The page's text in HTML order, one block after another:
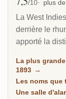
/10 plus
La West
derrière le
apporté la
Barbade.
Plantation
production te
La plus
1893 →
Les noms que
Une salle